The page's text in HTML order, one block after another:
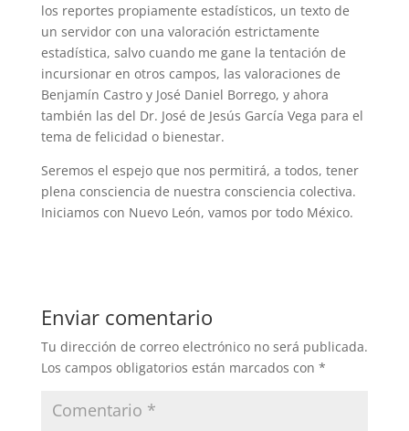
los reportes propiamente estadísticos, un texto de
un servidor con una valoración estrictamente
estadística, salvo cuando me gane la tentación de
incursionar en otros campos, las valoraciones de
Benjamín Castro y José Daniel Borrego, y ahora
también las del Dr. José de Jesús García Vega para el
tema de felicidad o bienestar.
Seremos el espejo que nos permitirá, a todos, tener
plena consciencia de nuestra consciencia colectiva.
Iniciamos con Nuevo León, vamos por todo México.
Enviar comentario
Tu dirección de correo electrónico no será publicada.
Los campos obligatorios están marcados con *